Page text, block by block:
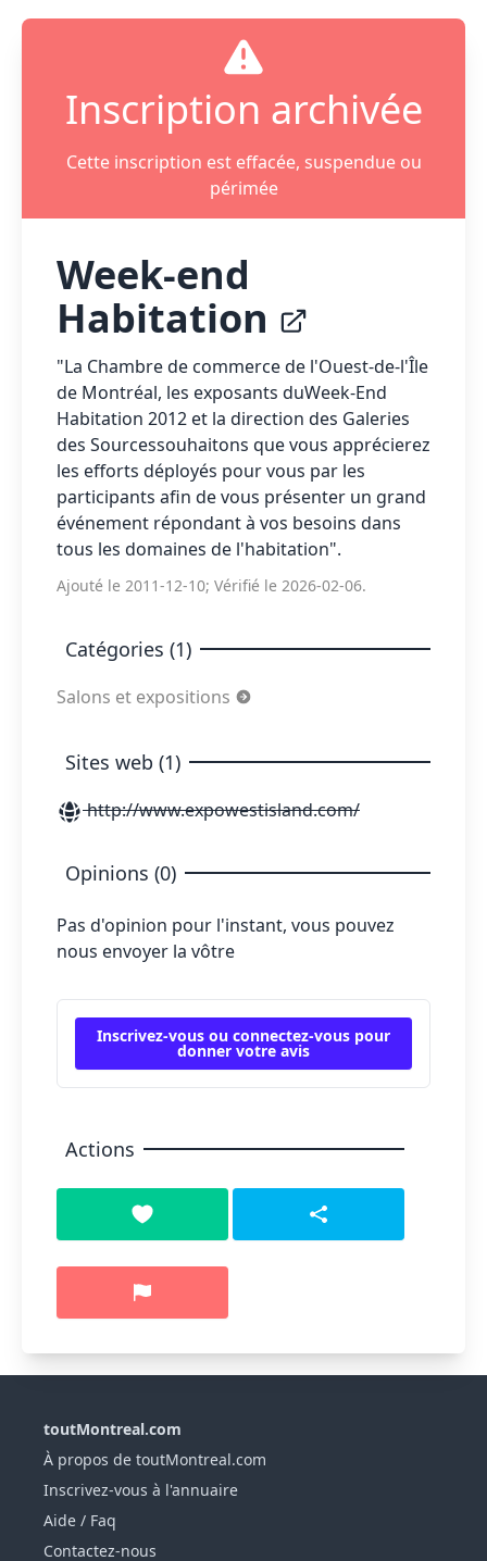
Inscription archivée
Cette inscription est effacée, suspendue ou
périmée
Week-end
Habitation
"La Chambre de commerce de l'Ouest-de-l'Île
de Montréal, les exposants duWeek-End
Habitation 2012 et la direction des Galeries
des Sourcessouhaitons que vous apprécierez
les efforts déployés pour vous par les
participants afin de vous présenter un grand
événement répondant à vos besoins dans
tous les domaines de l'habitation".
Ajouté le 2011-12-10; Vérifié le 2026-02-06.
Catégories (1)
Salons et expositions
Sites web (1)
http://www.expowestisland.com/
Opinions (0)
Pas d'opinion pour l'instant, vous pouvez
nous envoyer la vôtre
Inscrivez-vous ou connectez-vous pour
donner votre avis
Actions
toutMontreal.com
À propos de toutMontreal.com
Inscrivez-vous à l'annuaire
Aide / Faq
Contactez-nous